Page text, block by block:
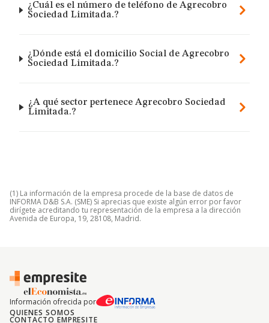
¿Cuál es el número de teléfono de Agrecobro
Sociedad Limitada.?
¿Dónde está el domicilio Social de Agrecobro
Sociedad Limitada.?
¿A qué sector pertenece Agrecobro Sociedad
Limitada.?
(1) La información de la empresa procede de la base de datos de
INFORMA D&B S.A. (SME) Si aprecias que existe algún error por favor
dirígete acreditando tu representación de la empresa a la dirección
Avenida de Europa, 19, 28108, Madrid.
Información ofrecida por
QUIENES SOMOS
CONTACTO EMPRESITE